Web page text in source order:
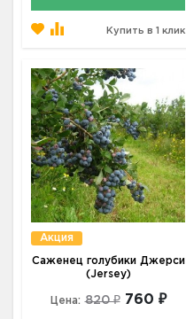
Купить в 1 клик
Акция
Саженец голубики Джерси
(Jersey)
Цена: 820 ₽ 760 ₽